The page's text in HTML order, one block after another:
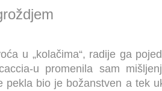
u „kolačima“, radije ga
u promenila sam
pekla bio je božanstven a tek